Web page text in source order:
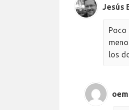
Jesús
Poco
los